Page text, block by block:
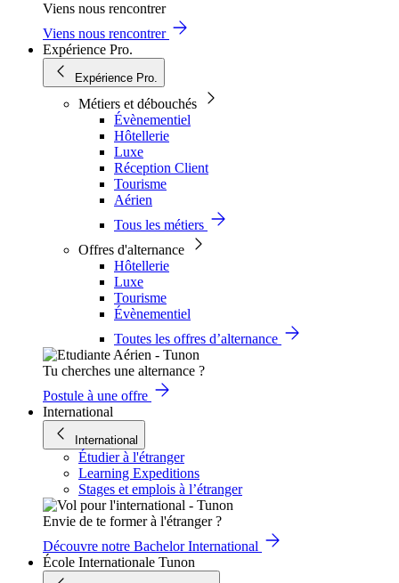
Viens nous rencontrer
Viens nous rencontrer
Expérience Pro.
Expérience Pro.
Métiers et débouchés
Évènementiel
Hôtellerie
Luxe
Réception Client
Tourisme
Aérien
Tous les métiers
Offres d'alternance
Hôtellerie
Luxe
Tourisme
Évènementiel
Toutes les offres d’alternance
Tu cherches une alternance ?
Postule à une offre
International
International
Étudier à l'étranger
Learning Expeditions
Stages et emplois à l’étranger
Envie de te former à l'étranger ?
Découvre notre Bachelor International
École Internationale Tunon